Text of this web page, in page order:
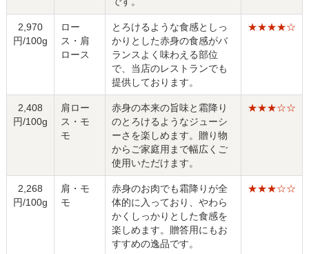
2,970
円/100g
ロー
ス・肩
ロース
とろけるような食感としっ
かりとした赤身の食感がバ
ランスよく味わえる部位
で、当店のレストランでも
提供しております。
★★★★☆
2,408
円/100g
肩ロー
ス・モ
モ
赤身の本来の旨味と霜降り
のとろけるようなジューシ
ーさを楽しめます。贈り物
からご家庭用まで幅広くご
使用いただけます。
★★★☆☆
2,268
円/100g
肩・モ
モ
赤身のお肉でも霜降りが全
体的に入っており、やわら
かくしっかりとした食感を
楽しめます。贈答用にもお
すすめの逸品です。
★★★☆☆